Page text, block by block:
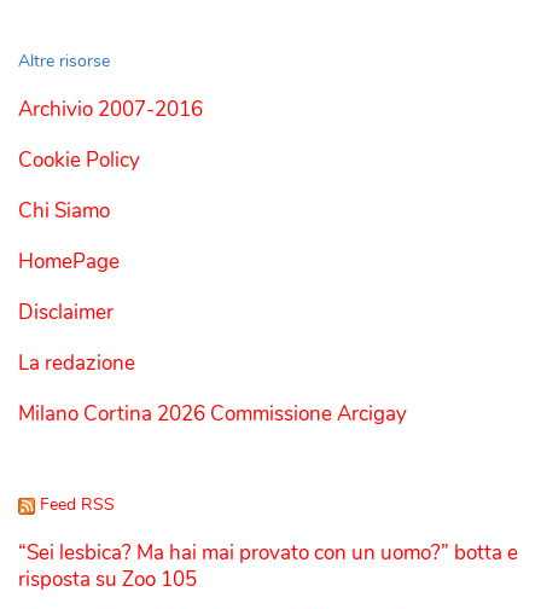
Altre risorse
Archivio 2007-2016
Cookie Policy
Chi Siamo
HomePage
Disclaimer
La redazione
Milano Cortina 2026 Commissione Arcigay
Feed RSS
“Sei lesbica? Ma hai mai provato con un uomo?” botta e
risposta su Zoo 105